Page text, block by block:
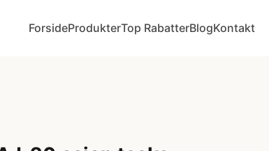
ForsideProdukterTop RabatterBlogKontakt